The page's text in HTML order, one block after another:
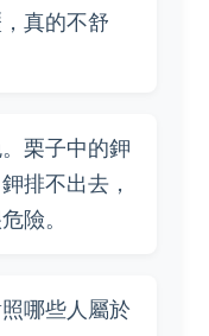
真的不舒
栗子中的鉀
排不出去，
險。
哪些人屬於